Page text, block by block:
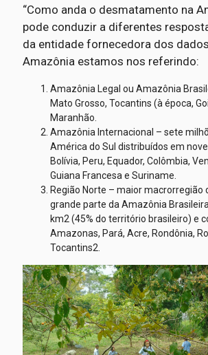
“Como anda o desmatamento na
pode conduzir a diferentes
da entidade fornecedora dos
Amazônia estamos nos referindo:
Amazônia Legal ou Amazônia
Mato Grosso, Tocantins (à época,
Maranhão.
Amazônia Internacional – sete
América do Sul distribuídos em
Bolívia, Peru, Equador, Colômbia,
Guiana Francesa e Suriname.
Região Norte – maior macrorregião
grande parte da Amazônia
km2 (45% do território brasileiro) e
Amazonas, Pará, Acre, Rondônia,
Tocantins2.